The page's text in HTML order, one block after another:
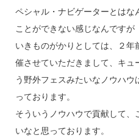
ペシャル・ナビゲーターとはな
ことができない感じなんですが
いきものがかりとしては、２
催させていただきまして、キ
う野外フェスみたいなノウハ
っております。
そういうノウハウで貢献して、
いなと思っております。